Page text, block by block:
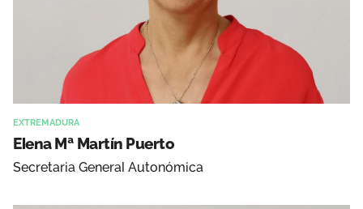
EXTREMADURA
Elena Mª Martín Puerto
Secretaria General Autonómica